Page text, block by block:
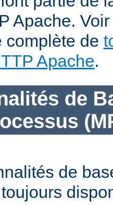
Apache.
complète de
Apache.
de
de